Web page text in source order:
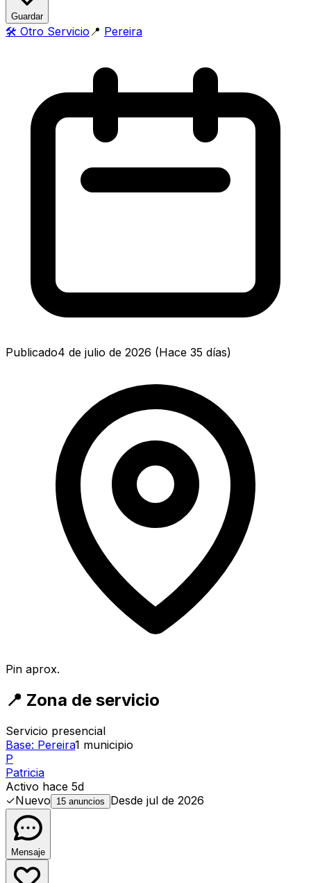
Guardar
🛠️ Otro Servicio 📍 Pereira
Publicado4 de julio de 2026 (Hace 35 días)
Pin aprox.
📍 Zona de servicio
Servicio presencial
Base: Pereira1 municipio
P
Patricia
Activo hace 5d
✓Nuevo 15 anuncios Desde jul de 2026
Mensaje